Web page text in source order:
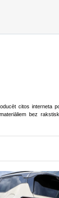
citos interneta
bez